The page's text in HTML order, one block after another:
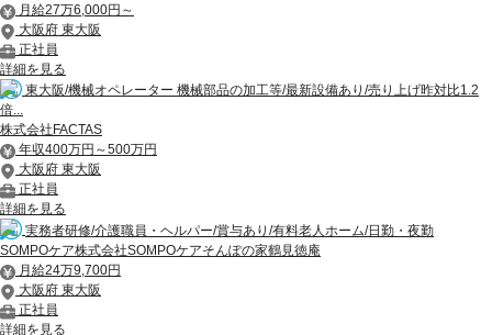
月給27万6,000円～
大阪府 東大阪
正社員
詳細を見る
東大阪/機械オペレーター 機械部品の加工等/最新設備あり/売り上げ昨対比1.2
倍...
株式会社FACTAS
年収400万円～500万円
大阪府 東大阪
正社員
詳細を見る
実務者研修/介護職員・ヘルパー/賞与あり/有料老人ホーム/日勤・夜勤
SOMPOケア株式会社SOMPOケアそんぽの家鶴見徳庵
月給24万9,700円
大阪府 東大阪
正社員
詳細を見る